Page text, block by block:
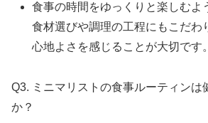
食事の時間をゆっくりと楽しむよ
食材選びや調理の工程にもこだわ
心地よさを感じることが大切です。
Q3. ミニマリストの食事ルーティンは
か？